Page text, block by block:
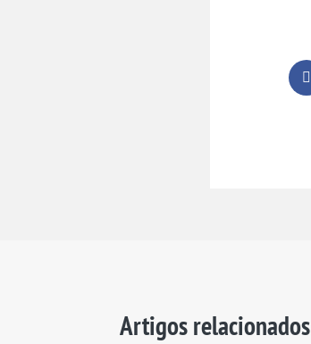
Artigos relacionados